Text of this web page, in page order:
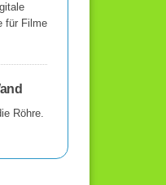
für Filme
Röhre.